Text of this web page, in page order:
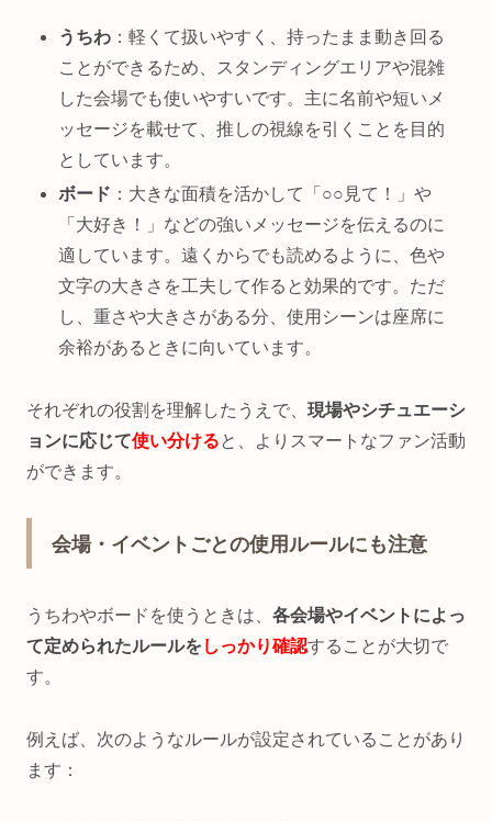
うちわ ：軽くて扱いやすく、持ったまま動き回る
ことができるため、スタンディングエリアや混雑
した会場でも使いやすいです。主に名前や短いメ
ッセージを載せて、推しの視線を引くことを目的
としています。
ボード ：大きな面積を活かして「○○見て！」や
「大好き！」などの強いメッセージを伝えるのに
適しています。遠くからでも読めるように、色や
文字の大きさを工夫して作ると効果的です。ただ
し、重さや大きさがある分、使用シーンは座席に
余裕があるときに向いています。
それぞれの役割を理解したうえで、 現場やシチュエーシ
ョンに応じて使い分けると、よりスマートなファン活動
ができます。
会場・イベントごとの使用ルールにも注意
うちわやボードを使うときは、 各会場やイベントによっ
て定められたルールを しっかり確認することが大切で
す。
例えば、次のようなルールが設定されていることがあり
ます：